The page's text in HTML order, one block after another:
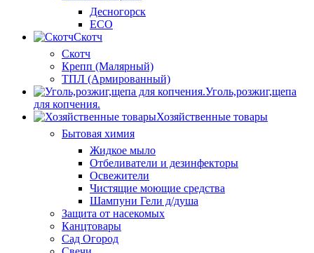
Десногорск
ECO
Скотч
Скотч
Крепп (Малярный)
ТПЛ (Армированный)
Уголь,розжиг,щепа
для копчения.
Хозяйственные товары
Бытовая химия
Жидкое мыло
Отбеливатели и дезинфекторы
Освежители
Чистящие моющие средства
Шампуни Гели д/душа
Защита от насекомых
Канцтовары
Сад Огород